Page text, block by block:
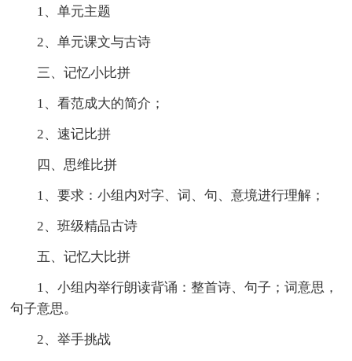
1、单元主题
2、单元课文与古诗
三、记忆小比拼
1、看范成大的简介；
2、速记比拼
四、思维比拼
1、要求：小组内对字、词、句、意境进行理解；
2、班级精品古诗
五、记忆大比拼
1、小组内举行朗读背诵：整首诗、句子；词意思，
句子意思。
2、举手挑战